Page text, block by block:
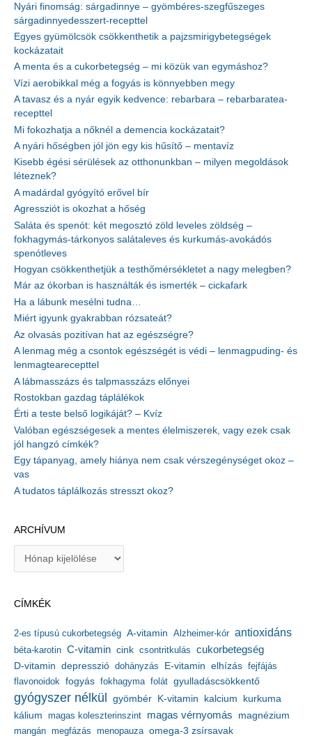
Nyári finomság: sárgadinnye – gyömbéres-szegfűszeges
sárgadinnyedesszert-recepttel
Egyes gyümölcsök csökkenthetik a pajzsmirigybetegségek
kockázatait
A menta és a cukorbetegség – mi közük van egymáshoz?
Vízi aerobikkal még a fogyás is könnyebben megy
A tavasz és a nyár egyik kedvence: rebarbara – rebarbaratea-
recepttel
Mi fokozhatja a nőknél a demencia kockázatait?
A nyári hőségben jól jön egy kis hűsítő – mentavíz
Kisebb égési sérülések az otthonunkban – milyen megoldások
léteznek?
A madárdal gyógyító erővel bír
Agressziót is okozhat a hőség
Saláta és spenót: két megosztó zöld leveles zöldség –
fokhagymás-tárkonyos salátaleves és kurkumás-avokádós
spenótleves
Hogyan csökkenthetjük a testhőmérsékletet a nagy melegben?
Már az ókorban is használták és ismerték – cickafark
Ha a lábunk mesélni tudna…
Miért igyunk gyakrabban rózsateát?
Az olvasás pozitívan hat az egészségre?
A lenmag még a csontok egészségét is védi – lenmagpuding- és
lenmagtearecepttel
A lábmasszázs és talpmasszázs előnyei
Rostokban gazdag táplálékok
Érti a teste belső logikáját? – Kvíz
Valóban egészségesek a mentes élelmiszerek, vagy ezek csak
jól hangzó címkék?
Egy tápanyag, amely hiánya nem csak vérszegénységet okoz –
vas
A tudatos táplálkozás stresszt okoz?
ARCHÍVUM
í
u
m
CÍMKÉK
2-es típusú cukorbetegség A-vitamin Alzheimer-kór antioxidáns
béta-karotin C-vitamin cink csontritkulás cukorbetegség
D-vitamin depresszió dohányzás E-vitamin elhízás fejfájás
flavonoidok fogyás fokhagyma folát gyulladáscsökkentő
gyógyszer nélkül gyömbér K-vitamin kalcium kurkuma
kálium magas koleszterinszint magas vérnyomás magnézium
mangán megfázás menopauza omega-3 zsírsavak